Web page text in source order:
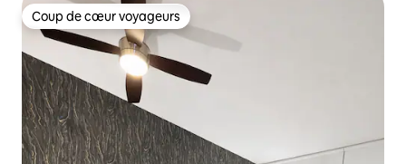
Coup de cœur voyageurs
Coup de cœur voyageurs